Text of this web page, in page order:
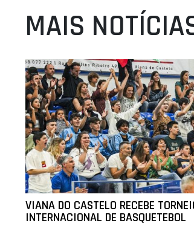
MAIS
VIANA DO CASTELO RECEBE
INTERNACIONAL DE BASQUETEBOL